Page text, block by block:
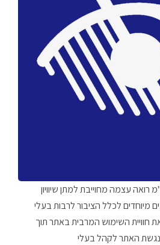
עצמה מחוייבת למתן שיוויון
מיוחדים לכלל הציבור לרבות בעלי
חוויית השימוש המרבית באתר תוך
האתר לקהל בעלי